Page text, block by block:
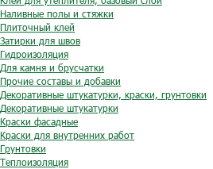
Наливные полы и стяжки
Плиточный клей
Затирки для швов
Гидроизоляция
Для камня и брусчатки
Прочие составы и добавки
Декоративные штукатурки, краски, грунтовки
Декоративные штукатурки
Краски фасадные
Краски для внутренних работ
Грунтовки
Теплоизоляция